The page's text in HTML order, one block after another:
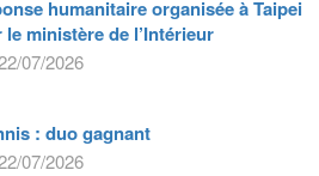
humanitaire organisée à Taipei
le ministère de l’Intérieur
07/2026
: duo gagnant
07/2026